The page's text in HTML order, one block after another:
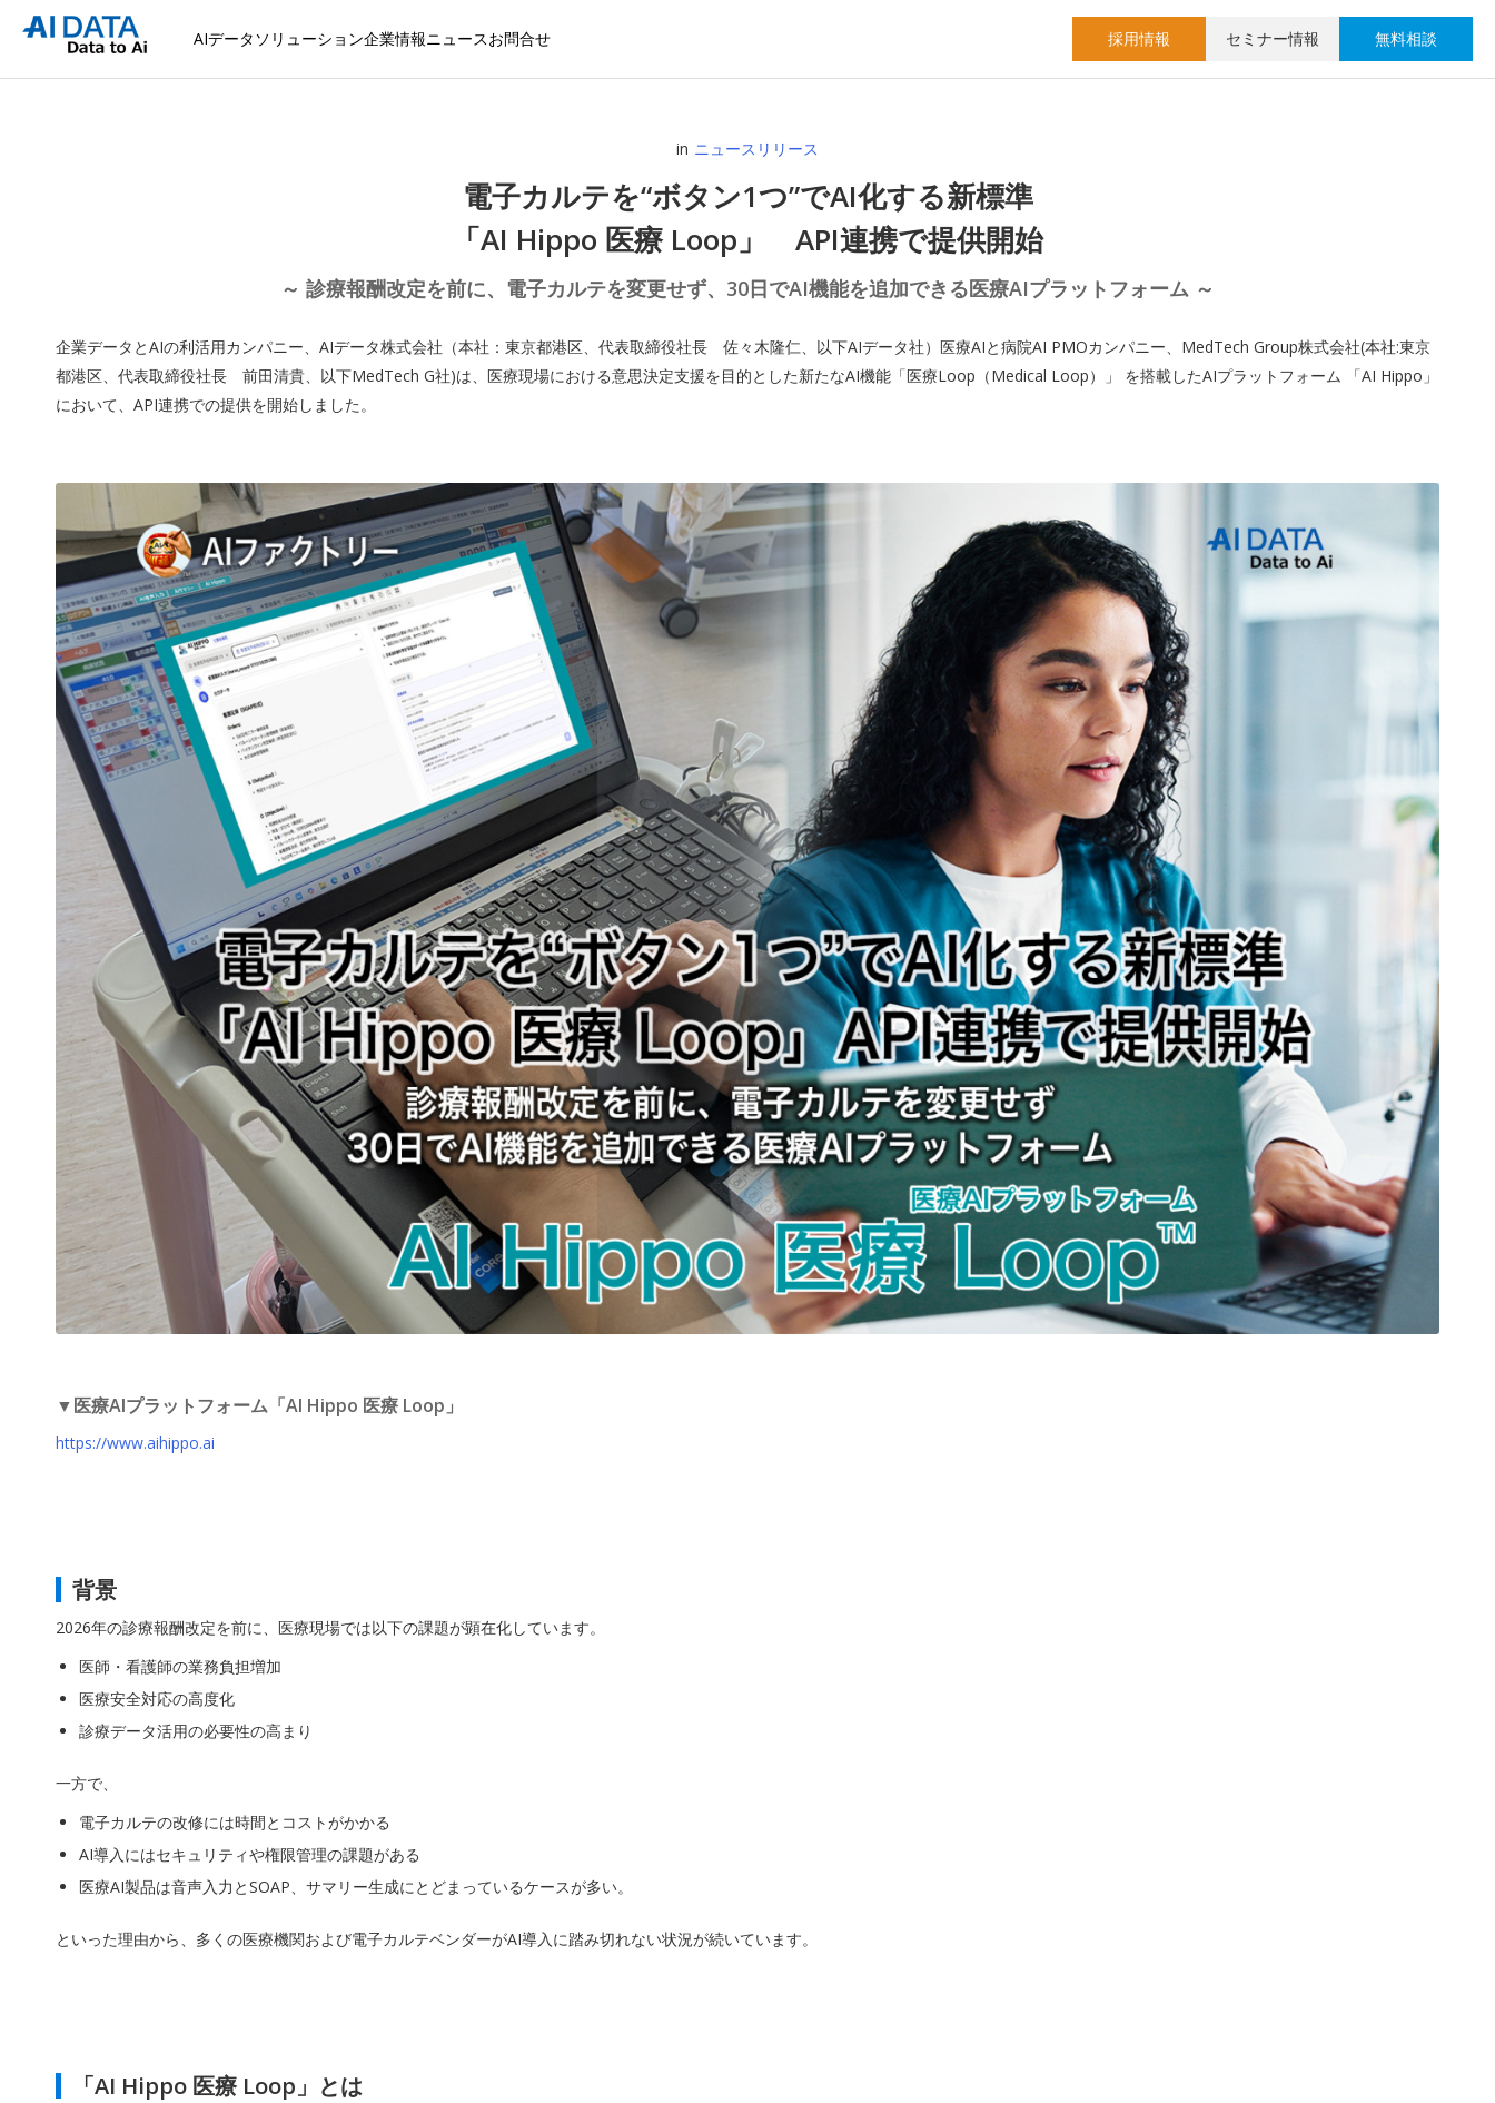
AIデータソリューション企業情報ニュースお問合せ 採用情報 セミナー情報 無料相談
in ニュースリリース
電子カルテを“ボタン1つ”でAI化する新標準
「AI Hippo 医療 Loop」 API連携で提供開始
～ 診療報酬改定を前に、電子カルテを変更せず、30日でAI機能を追加できる医療AIプラットフォーム ～
企業データとAIの利活用カンパニー、AIデータ株式会社（本社：東京都港区、代表取締役社長 佐々木隆仁、以下AIデータ社）医療AIと病院AI PMOカンパニー、MedTech Group株式会社(本社:東京
都港区、代表取締役社長 前田清貴、以下MedTech G社)は、医療現場における意思決定支援を目的とした新たなAI機能「医療Loop（Medical Loop）」 を搭載したAIプラットフォーム 「AI Hippo」
において、API連携での提供を開始しました。
▼医療AIプラットフォーム「AI Hippo 医療 Loop」
https://www.aihippo.ai
背景
2026年の診療報酬改定を前に、医療現場では以下の課題が顕在化しています。
医師・看護師の業務負担増加
医療安全対応の高度化
診療データ活用の必要性の高まり
一方で、
電子カルテの改修には時間とコストがかかる
AI導入にはセキュリティや権限管理の課題がある
医療AI製品は音声入力とSOAP、サマリー生成にとどまっているケースが多い。
といった理由から、多くの医療機関および電子カルテベンダーがAI導入に踏み切れない状況が続いています。
「AI Hippo 医療 Loop」とは